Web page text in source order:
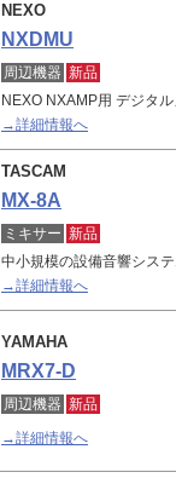
NEXO
NXDMU
周辺機器 新品
NEXO NXAMP用 デジタ
→詳細情報へ
TASCAM
MX-8A
ミキサー 新品
中小規模の設備音響シス
→詳細情報へ
YAMAHA
MRX7-D
周辺機器 新品
→詳細情報へ